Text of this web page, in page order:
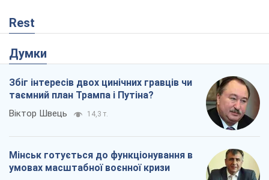
Rest
Думки
Збіг інтересів двох цинічних гравців чи
таємний план Трампа і Путіна?
Віктор Швець 14,3 т.
Мінськ готується до функціонування в
умовах масштабної воєнної кризи